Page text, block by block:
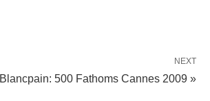
NEXT
Blancpain: 500 Fathoms Cannes 2009 »